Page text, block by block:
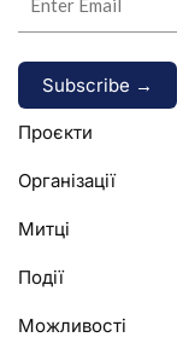
Alternative:
Проєкти
Організації
Митці
Події
Можливості